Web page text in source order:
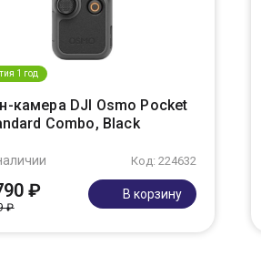
1 год
камера DJI Osmo Pocket
Combo, Black
Код: 224632
₽
₽
В корзину